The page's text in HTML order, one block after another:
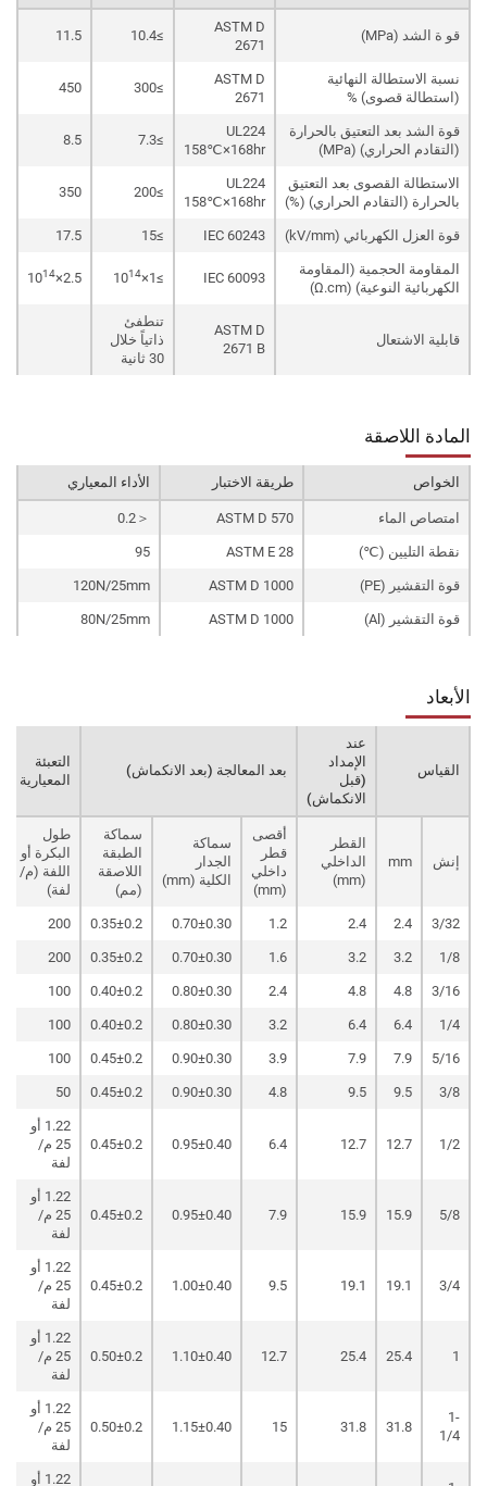
قو ة الشد (MPa)
ASTM D
2671
≥10.4
11.5
نسبة الاستطالة النهائية
(استطالة قصوى) %
ASTM D
2671
≥300
450
قوة الشد بعد التعتيق بالحرارة
(التقادم الحراري) (MPa)
UL224
158℃×168hr
≥7.3
8.5
الاستطالة القصوى بعد التعتيق
بالحرارة (التقادم الحراري) (%)
UL224
158℃×168hr
≥200
350
قوة العزل الكهربائي (kV/mm) IEC 60243
≥15
17.5
المقاومة الحجمية (المقاومة
الكهربائية النوعية) (Ω.cm)
IEC 60093
≥1×10
14
2.5×10
14
قابلية الاشتعال
ASTM D
2671 B
تنطفئ
ذاتياً خلال
30 ثانية
المادة اللاصقة
الخواص طريقة الاختبار الأداء المعياري
امتصاص الماء ASTM D 570
＜0.2
نقطة التليين (℃) ASTM E 28
95
قوة التقشير (PE) ASTM D 1000
120N/25mm
قوة التقشير (Al) ASTM D 1000
80N/25mm
الأبعاد
القياس
عند
الإمداد
(قبل
الانكماش)
بعد المعالجة (بعد الانكماش)
التعبئة
المعيارية
إنش mm
القطر
الداخلي
(mm)
أقصى
قطر
داخلي
(mm)
سماكة
الجدار
الكلية (mm)
سماكة
الطبقة
اللاصقة
(مم)
طول
البكرة أو
اللفة (م/
لفة)
3/32
2.4
2.4
1.2
0.70±0.30
0.35±0.2
200
1/8
3.2
3.2
1.6
0.70±0.30
0.35±0.2
200
3/16
4.8
4.8
2.4
0.80±0.30
0.40±0.2
100
1/4
6.4
6.4
3.2
0.80±0.30
0.40±0.2
100
5/16
7.9
7.9
3.9
0.90±0.30
0.45±0.2
100
3/8
9.5
9.5
4.8
0.90±0.30
0.45±0.2
50
1/2
12.7
12.7
6.4
0.95±0.40
0.45±0.2
1.22 أو
25 م/
لفة
5/8
15.9
15.9
7.9
0.95±0.40
0.45±0.2
1.22 أو
25 م/
لفة
3/4
19.1
19.1
9.5
1.00±0.40
0.45±0.2
1.22 أو
25 م/
لفة
1
25.4
25.4
12.7
1.10±0.40
0.50±0.2
1.22 أو
25 م/
لفة
1-
1/4
31.8
31.8
15
1.15±0.40
0.50±0.2
1.22 أو
25 م/
لفة
1.22 أو